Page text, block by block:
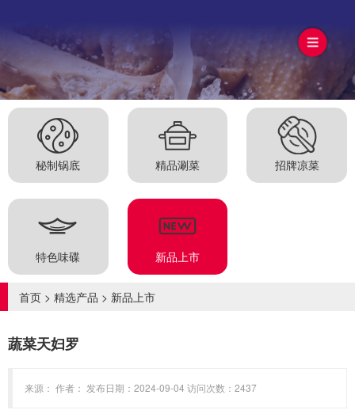
秘制锅底 精品涮菜 招牌凉菜
特色味碟 新品上市
首页 > 精选产品 > 新品上市
蔬菜天妇罗
来源： 作者： 发布日期：2024-09-04 访问次数：2437